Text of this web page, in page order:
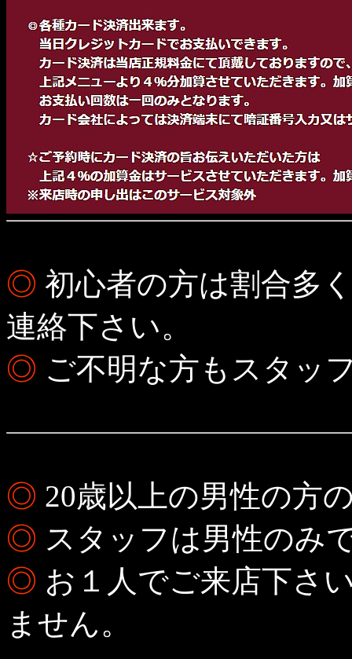
◎ 初心者の方は割合多
連絡下さい。
◎ ご不明な方もスタッ
◎ 20歳以上の男性の方
◎ スタッフは男性のみ
◎ お１人でご来店下さ
ません。